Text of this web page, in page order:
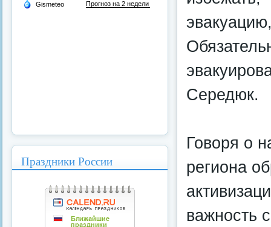
Середюк.
Говоря о
региона
важность
Праздники России